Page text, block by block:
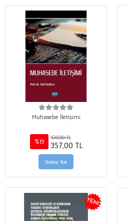
Muhasebe İletişimi
%15
420,00 TL
357,00 TL
Stokta Yok